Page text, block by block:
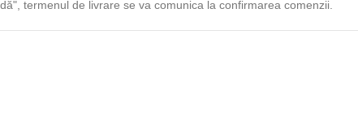
termenul de livrare se va comunica la confirmarea comenzii.